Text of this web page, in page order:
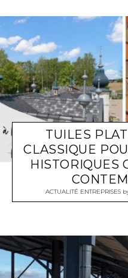
TUILES
CLASSIQUE
HISTORIQUES
ACTUALITÉ ENTREPRISES